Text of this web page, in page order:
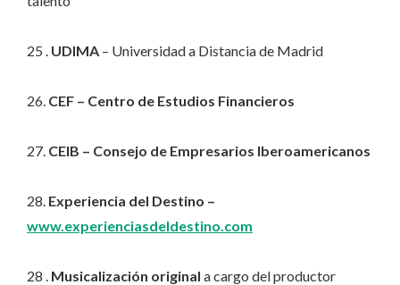
25 . UDIMA – Universidad a Distancia de Madrid
26. CEF – Centro de Estudios Financieros
27. CEIB – Consejo de Empresarios Iberoamericanos
28. Experiencia del Destino –
www.experienciasdeldestino.com
28 . Musicalización original a cargo del productor